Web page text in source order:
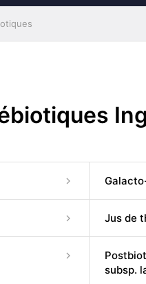
Jus de
subsp.